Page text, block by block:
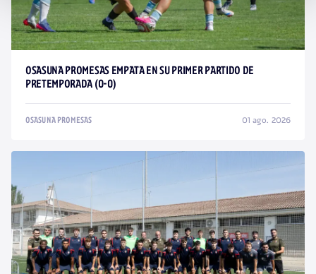
OSASUNA PROMESAS EMPATA EN SU PRIMER PARTIDO DE
PRETEMPORADA (0-0)
OSASUNA PROMESAS 01 ago. 2026